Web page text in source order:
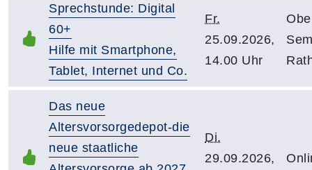
Sprechstunde: Digital
60+
Hilfe mit Smartphone,
Tablet, Internet und Co.
Fr.
25.09.2026,
14.00 Uhr
Das neue
Altersvorsorgedepot-die
neue staatliche
Di.
29.09.2026,